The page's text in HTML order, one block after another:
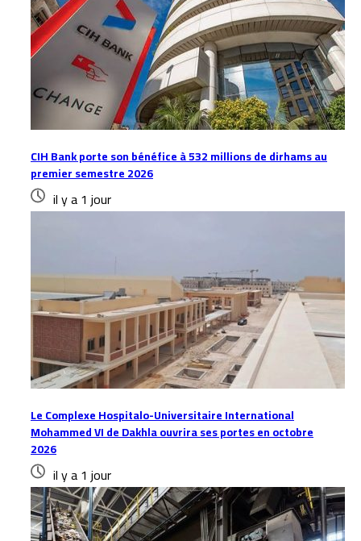
CIH Bank porte son bénéfice à 532 millions de dirhams au
premier semestre 2026
il y a 1 jour
Le Complexe Hospitalo-Universitaire International
Mohammed VI de Dakhla ouvrira ses portes en octobre
2026
il y a 1 jour